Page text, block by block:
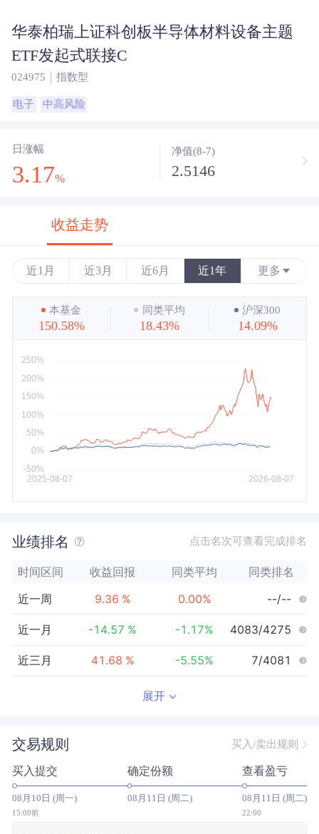
华泰柏瑞上证科创板半导体材料设备主题
ETF发起式联接C
024975 指数型
电子 中高风险
日涨幅
3.17%
净值(8-7)
2.5146
收益走势
近1月 近3月 近6月 近1年 更多
近3年
近5年
最大
本基金
150.58%
同类平均
18.43%
沪深300
14.09%
业绩排名 点击名次可查看完成排名
时间区间 收益回报 同类平均 同类排名
近一周 9.36 % 0.00% --/--
近一月 -14.57 % -1.17% 4083/4275
近三月 41.68 % -5.55% 7/4081
近三年 --/--
近五年 -- 0.00% --/--
今年以来 12/3837
展开
交易规则 买入/卖出规则
买入提交
08月10日 (周一)
15:00前
确定份额
08月11日 (周二)
查看盈亏
08月11日 (周二)
22:00